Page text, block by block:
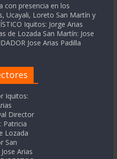
con presencia en los
Ucayali, Loreto San Martín y
Iquitos: Jorge Arias
de Lozada San Martín: Jose
Jose Arias Padilla
Iquitos:
Director
Patricia
Lozada
San
Arias